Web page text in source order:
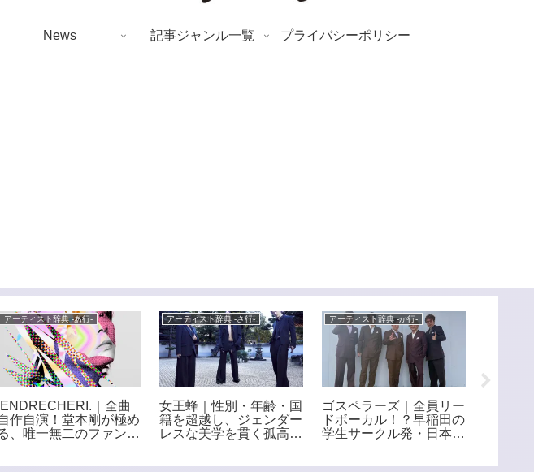
News 記事ジャンル一覧 プライバシーポリシー
アーティスト辞典 -あ行-
｜全曲
作自演！堂本剛が極め
、唯一無二のファンク
アーティスト辞典 -さ行-
女王蜂｜性別・年齢・国
籍を超越し、ジェンダー
レスな美学を貫く孤高の
アーティスト辞典 -か行-
ゴスペラーズ｜全員リー
ドボーカル！？早稲田の
学生サークル発・日本を